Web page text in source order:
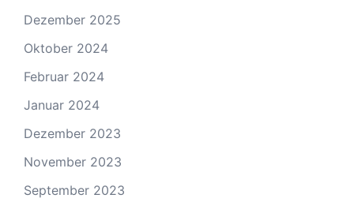
Dezember 2025
Oktober 2024
Februar 2024
Januar 2024
Dezember 2023
November 2023
September 2023